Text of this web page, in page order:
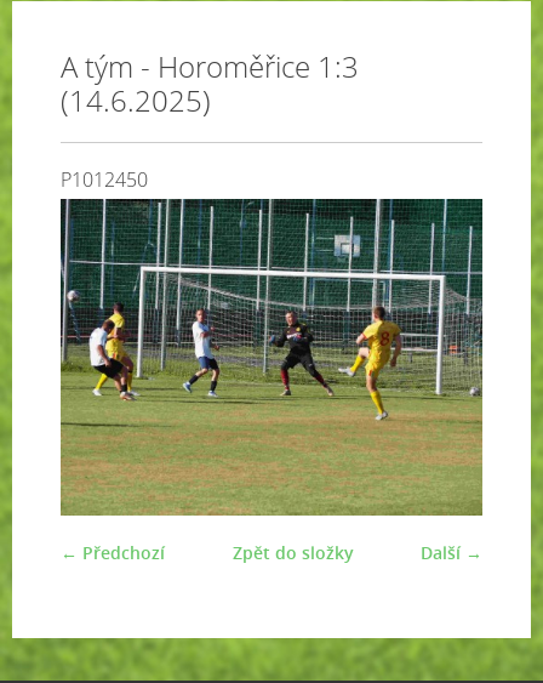
A tým - Horoměřice 1:3
(14.6.2025)
P1012450
← Předchozí Další →
Zpět do složky